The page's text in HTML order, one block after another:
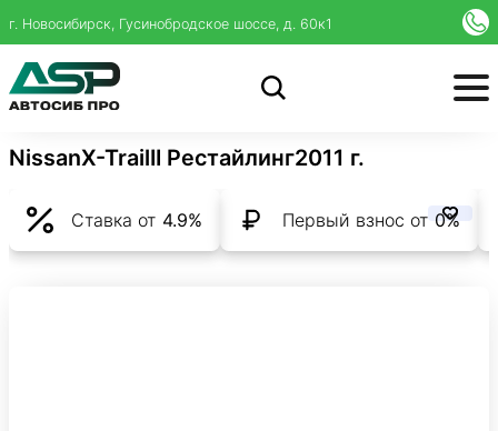
г. Новосибирск, Гусинобродское шоссе, д. 60к1
NissanX-TrailII Рестайлинг2011 г.
Ставка от 4.9% Первый взнос от 0%